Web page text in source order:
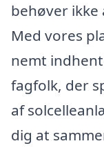
behøver
Med vores
nemt
fagfolk, der
af
dig at